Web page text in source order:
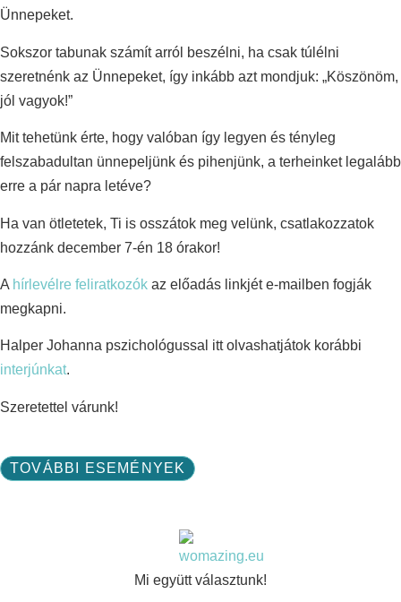
Ünnepeket.
Sokszor tabunak számít arról beszélni, ha csak túlélni
szeretnénk az Ünnepeket, így inkább azt mondjuk: „Köszönöm,
jól vagyok!”
Mit tehetünk érte, hogy valóban így legyen és tényleg
felszabadultan ünnepeljünk és pihenjünk, a terheinket legalább
erre a pár napra letéve?
Ha van ötletetek, Ti is osszátok meg velünk, csatlakozzatok
hozzánk december 7-én 18 órakor!
A hírlevélre feliratkozók az előadás linkjét e-mailben fogják
megkapni.
Halper Johanna pszichológussal itt olvashatjátok korábbi
interjúnkat.
Szeretettel várunk!
TOVÁBBI ESEMÉNYEK
Mi együtt választunk!